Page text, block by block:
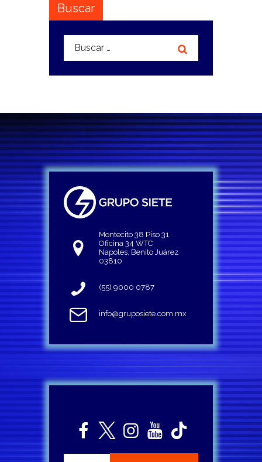
Buscar
Buscar:
Montecito 38 Piso 31
Oficina 34 WTC
Napoles, Benito Juárez
03810
(55) 9000 0787
info@gruposiete.com.mx